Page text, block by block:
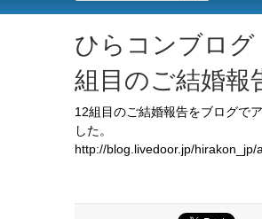
ひらコンブログ
組目のご結婚報
12組目のご結婚報告をブログで
した。
http://blog.livedoor.jp/